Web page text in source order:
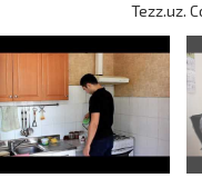
Tezz.uz.